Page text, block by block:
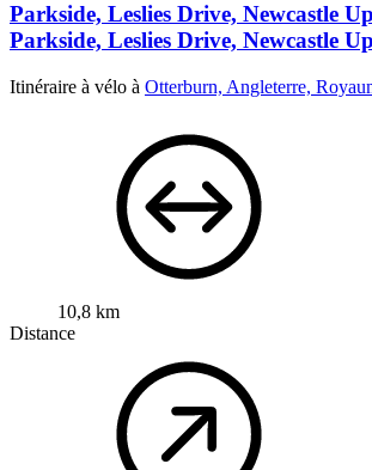
Parkside, Leslies Drive, Newcastle
Parkside, Leslies Drive, Newcastle
Itinéraire à vélo à Otterburn, Angleterre,
10,8 km
Distance